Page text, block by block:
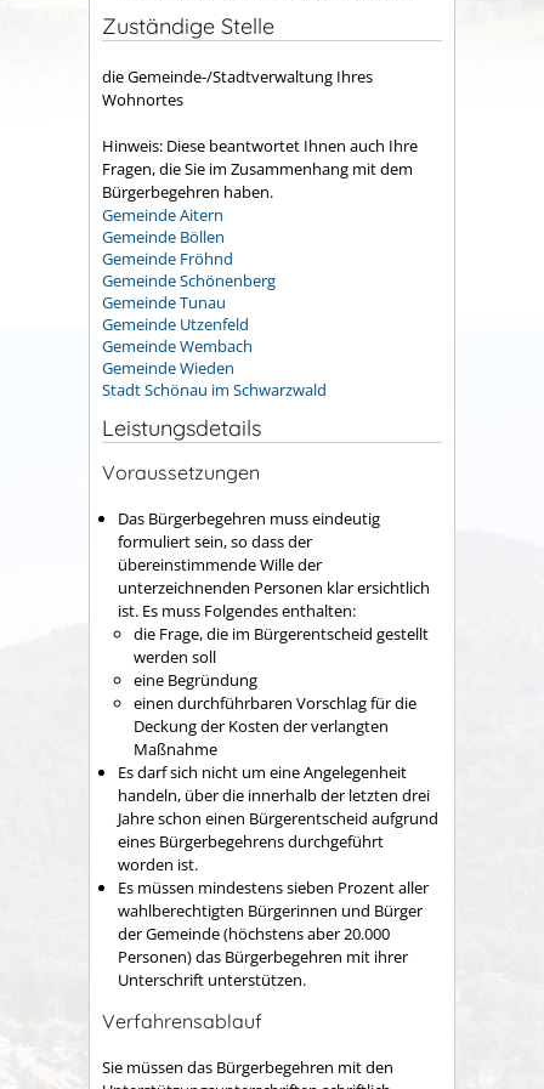
Zuständige Stelle
die Gemeinde-/Stadtverwaltung Ihres
Wohnortes
Hinweis: Diese beantwortet Ihnen auch Ihre
Fragen, die Sie im Zusammenhang mit dem
Bürgerbegehren haben.
Gemeinde Aitern
Gemeinde Böllen
Gemeinde Fröhnd
Gemeinde Schönenberg
Gemeinde Tunau
Gemeinde Utzenfeld
Gemeinde Wembach
Gemeinde Wieden
Stadt Schönau im Schwarzwald
Leistungsdetails
Voraussetzungen
Das Bürgerbegehren muss eindeutig
formuliert sein, so dass der
übereinstimmende Wille der
unterzeichnenden Personen klar ersichtlich
ist. Es muss Folgendes enthalten:
die Frage, die im Bürgerentscheid gestellt
werden soll
eine Begründung
einen durchführbaren Vorschlag für die
Deckung der Kosten der verlangten
Maßnahme
Es darf sich nicht um eine Angelegenheit
handeln, über die innerhalb der letzten drei
Jahre schon einen Bürgerentscheid aufgrund
eines Bürgerbegehrens durchgeführt
worden ist.
Es müssen mindestens sieben Prozent aller
wahlberechtigten Bürgerinnen und Bürger
der Gemeinde (höchstens aber 20.000
Personen) das Bürgerbegehren mit ihrer
Unterschrift unterstützen.
Verfahrensablauf
Sie müssen das Bürgerbegehren mit den